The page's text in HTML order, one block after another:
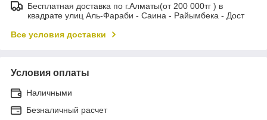
Бесплатная доставка по г.Алматы(от 200 000тг ) в
квадрате улиц Аль-Фараби - Саина - Райымбека - Дост
Все условия доставки
Условия оплаты
Наличными
Безналичный расчет